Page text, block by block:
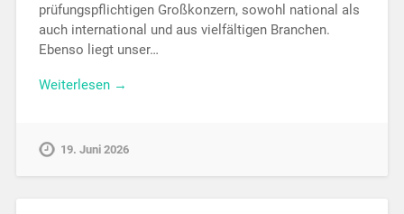
prüfungspflichtigen Großkonzern, sowohl national als
auch international und aus vielfältigen Branchen.
Ebenso liegt unser…
Weiterlesen →
19. Juni 2026